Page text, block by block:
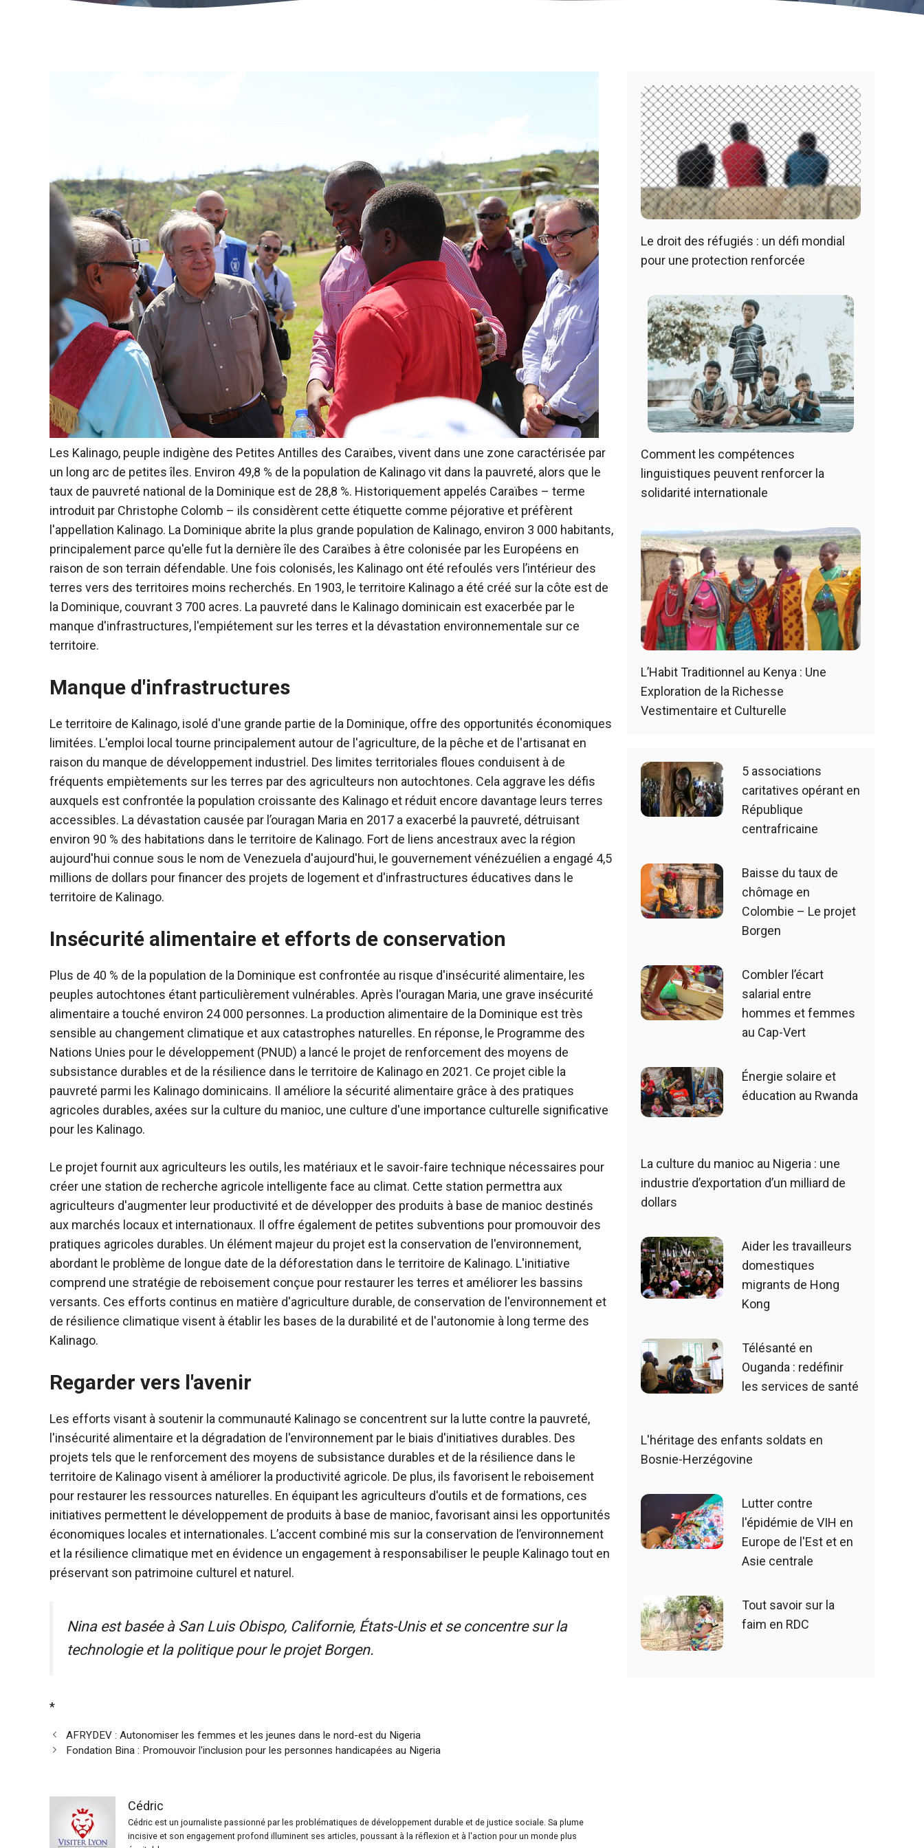
Les Kalinago, peuple indigène des Petites Antilles des Caraïbes, vivent dans une zone caractérisée par
un long arc de petites îles. Environ 49,8 % de la population de Kalinago vit dans la pauvreté, alors que le
taux de pauvreté national de la Dominique est de 28,8 %. Historiquement appelés Caraïbes – terme
introduit par Christophe Colomb – ils considèrent cette étiquette comme péjorative et préfèrent
l'appellation Kalinago. La Dominique abrite la plus grande population de Kalinago, environ 3 000 habitants,
principalement parce qu'elle fut la dernière île des Caraïbes à être colonisée par les Européens en
raison de son terrain défendable. Une fois colonisés, les Kalinago ont été refoulés vers l’intérieur des
terres vers des territoires moins recherchés. En 1903, le territoire Kalinago a été créé sur la côte est de
la Dominique, couvrant 3 700 acres. La pauvreté dans le Kalinago dominicain est exacerbée par le
manque d'infrastructures, l'empiétement sur les terres et la dévastation environnementale sur ce
territoire.
Manque d'infrastructures
Le territoire de Kalinago, isolé d'une grande partie de la Dominique, offre des opportunités économiques
limitées. L'emploi local tourne principalement autour de l'agriculture, de la pêche et de l'artisanat en
raison du manque de développement industriel. Des limites territoriales floues conduisent à de
fréquents empiètements sur les terres par des agriculteurs non autochtones. Cela aggrave les défis
auxquels est confrontée la population croissante des Kalinago et réduit encore davantage leurs terres
accessibles. La dévastation causée par l’ouragan Maria en 2017 a exacerbé la pauvreté, détruisant
environ 90 % des habitations dans le territoire de Kalinago. Fort de liens ancestraux avec la région
aujourd'hui connue sous le nom de Venezuela d'aujourd'hui, le gouvernement vénézuélien a engagé 4,5
millions de dollars pour financer des projets de logement et d'infrastructures éducatives dans le
territoire de Kalinago.
Insécurité alimentaire et efforts de conservation
Plus de 40 % de la population de la Dominique est confrontée au risque d'insécurité alimentaire, les
peuples autochtones étant particulièrement vulnérables. Après l'ouragan Maria, une grave insécurité
alimentaire a touché environ 24 000 personnes. La production alimentaire de la Dominique est très
sensible au changement climatique et aux catastrophes naturelles. En réponse, le Programme des
Nations Unies pour le développement (PNUD) a lancé le projet de renforcement des moyens de
subsistance durables et de la résilience dans le territoire de Kalinago en 2021. Ce projet cible la
pauvreté parmi les Kalinago dominicains. Il améliore la sécurité alimentaire grâce à des pratiques
agricoles durables, axées sur la culture du manioc, une culture d'une importance culturelle significative
pour les Kalinago.
Le projet fournit aux agriculteurs les outils, les matériaux et le savoir-faire technique nécessaires pour
créer une station de recherche agricole intelligente face au climat. Cette station permettra aux
agriculteurs d'augmenter leur productivité et de développer des produits à base de manioc destinés
aux marchés locaux et internationaux. Il offre également de petites subventions pour promouvoir des
pratiques agricoles durables. Un élément majeur du projet est la conservation de l'environnement,
abordant le problème de longue date de la déforestation dans le territoire de Kalinago. L'initiative
comprend une stratégie de reboisement conçue pour restaurer les terres et améliorer les bassins
versants. Ces efforts continus en matière d'agriculture durable, de conservation de l'environnement et
de résilience climatique visent à établir les bases de la durabilité et de l'autonomie à long terme des
Kalinago.
Regarder vers l'avenir
Les efforts visant à soutenir la communauté Kalinago se concentrent sur la lutte contre la pauvreté,
l'insécurité alimentaire et la dégradation de l'environnement par le biais d'initiatives durables. Des
projets tels que le renforcement des moyens de subsistance durables et de la résilience dans le
territoire de Kalinago visent à améliorer la productivité agricole. De plus, ils favorisent le reboisement
pour restaurer les ressources naturelles. En équipant les agriculteurs d'outils et de formations, ces
initiatives permettent le développement de produits à base de manioc, favorisant ainsi les opportunités
économiques locales et internationales. L’accent combiné mis sur la conservation de l’environnement
et la résilience climatique met en évidence un engagement à responsabiliser le peuple Kalinago tout en
préservant son patrimoine culturel et naturel.
Nina est basée à San Luis Obispo, Californie, États-Unis et se concentre sur la
technologie et la politique pour le projet Borgen.
*
AFRYDEV : Autonomiser les femmes et les jeunes dans le nord-est du Nigeria
Fondation Bina : Promouvoir l'inclusion pour les personnes handicapées au Nigeria
Cédric
Cédric est un journaliste passionné par les problématiques de développement durable et de justice sociale. Sa plume
incisive et son engagement profond illuminent ses articles, poussant à la réflexion et à l'action pour un monde plus
Le droit des réfugiés : un défi mondial
pour une protection renforcée
Comment les compétences
linguistiques peuvent renforcer la
solidarité internationale
L’Habit Traditionnel au Kenya : Une
Exploration de la Richesse
Vestimentaire et Culturelle
5 associations
caritatives opérant en
République
centrafricaine
Baisse du taux de
chômage en
Colombie – Le projet
Borgen
Combler l’écart
salarial entre
hommes et femmes
au Cap-Vert
Énergie solaire et
éducation au Rwanda
La culture du manioc au Nigeria : une
industrie d’exportation d’un milliard de
dollars
Aider les travailleurs
domestiques
migrants de Hong
Kong
Télésanté en
Ouganda : redéfinir
les services de santé
L'héritage des enfants soldats en
Bosnie-Herzégovine
Lutter contre
l'épidémie de VIH en
Europe de l'Est et en
Asie centrale
Tout savoir sur la
faim en RDC